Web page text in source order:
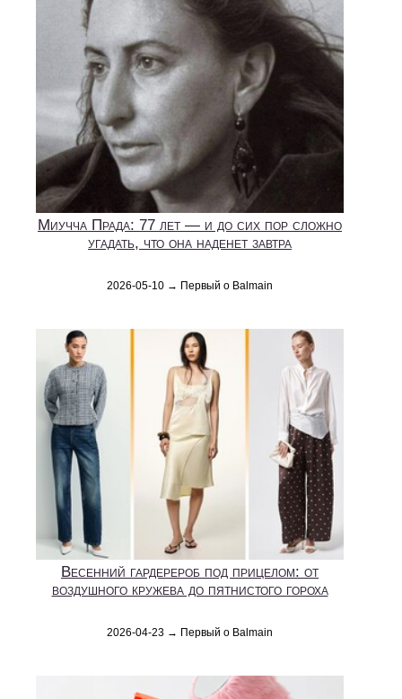
Миучча Прада: 77 лет — и до сих пор сложно
угадать, что она наденет завтра
2026-05-10 → Первый о Balmain
Весенний гардерероб под прицелом: от
воздушного кружева до пятнистого гороха
2026-04-23 → Первый о Balmain